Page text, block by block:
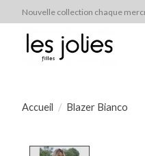
Nouvelle collection chaque
Accueil / Blazer Bianco